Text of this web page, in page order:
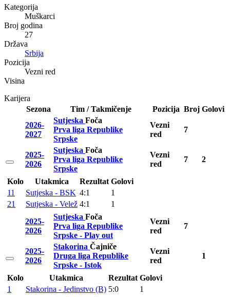
Kategorija
Muškarci
Broj godina
27
Država
Srbija
Pozicija
Vezni red
Visina
Karijera
Sezona
Tim / Takmičenje Pozicija Broj Golovi
2026-
2027
Sutjeska Foča
Prva liga Republike
Srpske
Vezni
red
7
2025-
2026
Sutjeska Foča
Prva liga Republike
Srpske
Vezni
red
7 2
Kolo Utakmica Rezultat Golovi
11
Sutjeska - BSK 4:1
1
21
Sutjeska - Velež 4:1
1
2025-
2026
Sutjeska Foča
Prva liga Republike
Srpske - Play out
Vezni
red
7
2025-
2026
Stakorina Čajniče
Druga liga Republike
Srpske - Istok
Vezni
red
1
Kolo Utakmica Rezultat Golovi
1
Stakorina - Jedinstvo (B) 5:0
1